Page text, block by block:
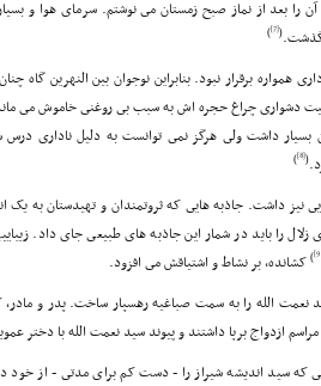
را بعد از نماز صبح زمستان مى نوشتم. سرماى هوا و
گذشت.(
[7]
)
همواره برقرار نبود. بنابراین نوجوان بین النهرین
دشوارى چراغ حجره اش به سبب بى روغنى خاموش مى
داشت ولى هرگز نمى توانست به دلیل نادارى درس
(
[8]
)
نیز داشت. جاذبه هایى که ثروتمندان و تهیدستان به یک
را باید در شمار این جاذبه هاى طبیعى جاى داد.
)کشانده، بر نشاط و اشتیاقش مى افزود.
نعمت الله را به سمت صباغیه رهسپار ساخت. پدر و
مراسم ازدواج برپا داشتند و پیوند سید نعمت الله با دختر
که سید اندیشه شیراز را - دست کم براى مدتى - از خود